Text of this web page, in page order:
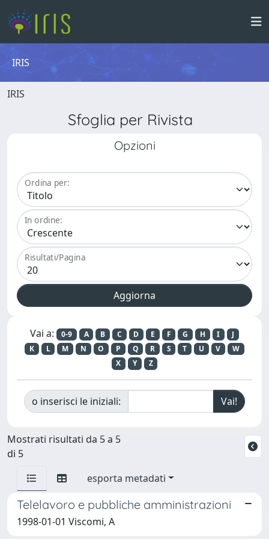
IRIS
IRIS
Sfoglia per Rivista
Opzioni
Ordina per:
In ordine:
Risultati/Pagina
Vai a: 0-9 A B C D E F G H I
J
K
L M N O P Q R S T U V
W
X
Y Z
o inserisci le iniziali:
Mostrati risultati da 5 a 5
di 5
esporta metadati
Telelavoro e pubbliche amministrazioni
1998-01-01 Viscomi, A